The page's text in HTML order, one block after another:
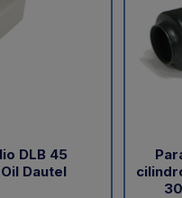
DLB 45
Dautel